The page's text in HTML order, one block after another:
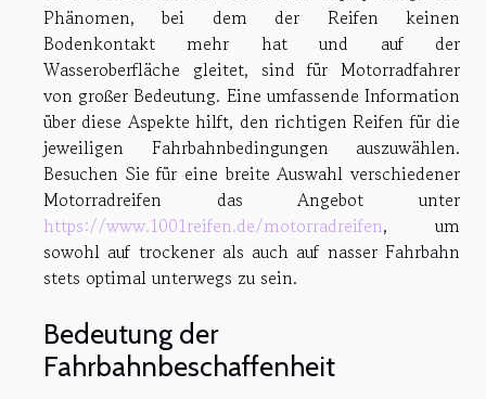
Phänomen, bei dem der Reifen keinen
Bodenkontakt mehr hat und auf der
Wasseroberfläche gleitet, sind für Motorradfahrer
von großer Bedeutung. Eine umfassende Information
über diese Aspekte hilft, den richtigen Reifen für die
jeweiligen Fahrbahnbedingungen auszuwählen.
Besuchen Sie für eine breite Auswahl verschiedener
Motorradreifen das Angebot unter
https://www.1001reifen.de/motorradreifen, um
sowohl auf trockener als auch auf nasser Fahrbahn
stets optimal unterwegs zu sein.
Bedeutung der
Fahrbahnbeschaffenheit